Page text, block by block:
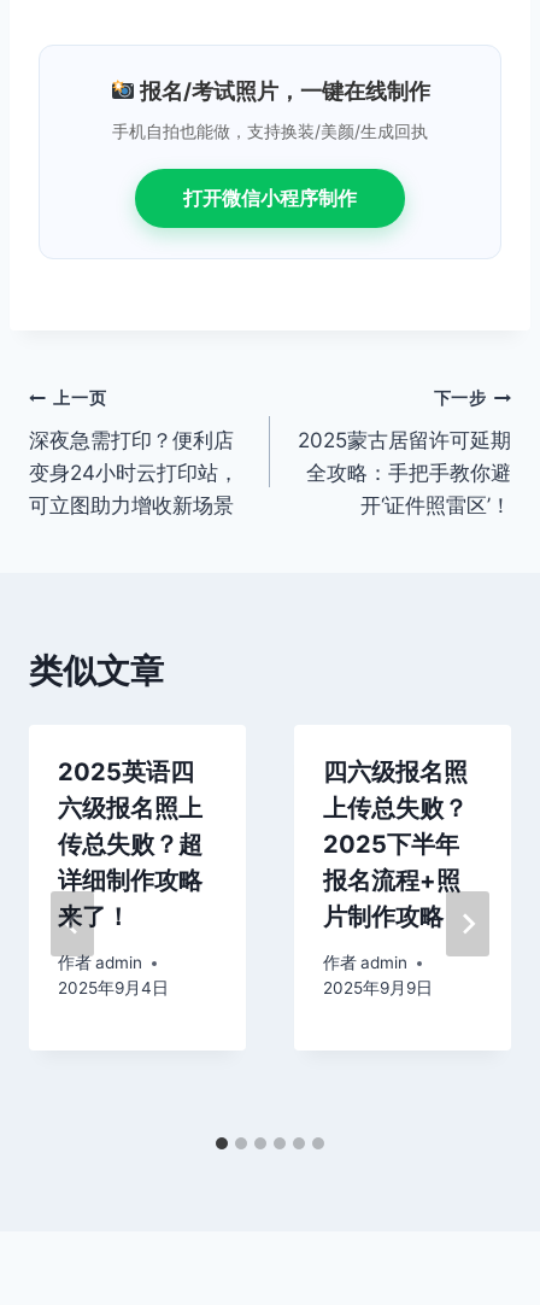
报名/考试照片，一键在线制作
手机自拍也能做，支持换装/美颜/生成回执
打开微信小程序制作
文
章
导
上一页
深夜急需打印？便利店
变身24小时云打印站，
可立图助力增收新场景
下一步
2025蒙古居留许可延期
全攻略：手把手教你避
开‘证件照雷区’！
类似文章
2025英语四
六级报名照上
传总失败？超
详细制作攻略
来了！
作者admin
2025年9月4日
四六级报名照
上传总失败？
2025下半年
报名流程+照
片制作攻略
作者admin
2025年9月9日